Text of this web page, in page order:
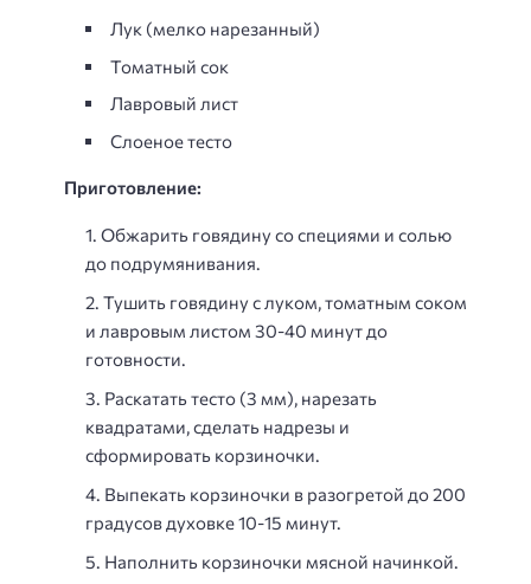
Лук (мелко нарезанный)
Томатный сок
Лавровый лист
Слоеное тесто
Приготовление:
Обжарить говядину со специями и солью
до подрумянивания.
Тушить говядину с луком, томатным соком
и лавровым листом 30-40 минут до
готовности.
Раскатать тесто (3 мм), нарезать
квадратами, сделать надрезы и
сформировать корзиночки.
Выпекать корзиночки в разогретой до 200
градусов духовке 10-15 минут.
Наполнить корзиночки мясной начинкой.